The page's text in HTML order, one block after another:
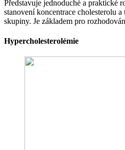
Představuje jednoduché a praktické
stanovení koncentrace cholesterolu
skupiny. Je základem pro
Hypercholesterolémie